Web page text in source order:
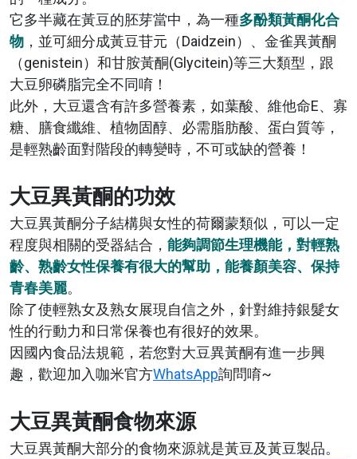
它多半藏在黃豆的胚芽當中，為一種多酚類黃酮化合
物 ，並可細分成黃豆苷元（Daidzein）、金雀異黃酮
（genistein）和甘胺黃酮(Glycitein)等三大類型，跟
大豆卵磷脂完全不同唷！
此外，大豆還含有許多營養素，如葉酸、維他命E、寡
糖、膳食纖維、植物固醇、必需脂肪酸、蛋白質等，
是輕熟齡面對階段的轉變時，不可或缺的營養！
大豆異黃酮的功效
大豆異黃酮分子結構與女性的荷爾蒙類似，可以一定
程度與相關的受器結合， 能夠調節生理機能，對輕熟
齡、熟齡女性保養有很大的幫助，能養顏美容、保持
青春美麗。
除了使輕熟女及熟女展現自信之外，針對維持銀髮女
性的行動力和日常保養也有很好的效果。
因國內食品法規範，若您對大豆異黃酮有進一步興
趣，歡迎加入咖米官方WhatsApp詢問唷~
大豆異黃酮食物來源
大豆異黃酮大部分的食物來源就是黃豆及黃豆製品。